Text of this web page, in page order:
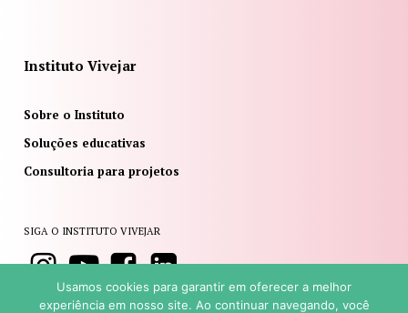
Instituto Vivejar
Sobre o Instituto
Soluções educativas
Consultoria para projetos
SIGA O INSTITUTO VIVEJAR
Usamos cookies para garantir em oferecer a melhor
experiência em nosso site. Ao continuar navegando, você